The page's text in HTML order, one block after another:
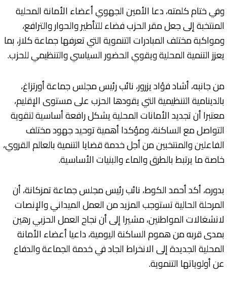
وفي ختام كلمته، دعا الأمين الجهوي أعضاء الأمانة المحلية
المنتخبة إلى جعل مقر الحزب فضاء للتأطير والحوار والترافع،
ومواكبة مختلف المبادرات التنموية التي تعرفها جماعة كلاز، بما
يعزز التنمية المحلية ويقوي الحضور السياسي والتنظيمي للحزب.
من جانبه، أشاد فؤاد يزرور، نائب رئيس مجلس جماعة أورتزاغ،
بالدينامية التنظيمية التي يقودها الحزب على مستوى الإقليم،
معتبرا أن تجديد الأمانات المحلية يشكل رافعة أساسية لتقوية
التواصل مع الساكنة، ومؤكدا أهمية توحيد جهود مختلف
الفاعلين والمنتخبين من أجل خدمة قضايا التنمية بالعالم القروي،
خاصة ما يرتبط بالطرق والماء والبنيات الأساسية.
بدوره، أكد أحمد الكوط، نائب رئيس مجلس جماعة تمزكانة، أن
المرحلة الحالية تستوجب المزيد من العمل الميداني والإنصات
لانشغالات المواطنين، مشيرا إلى أن نجاح العمل الحزبي رهين
بمدى قربه من هموم الساكنة اليومية، داعيا أعضاء الأمانة
المحلية الجديدة إلى الانخراط الجاد في خدمة الجماعة والدفاع
عن أولوياتها التنموية.